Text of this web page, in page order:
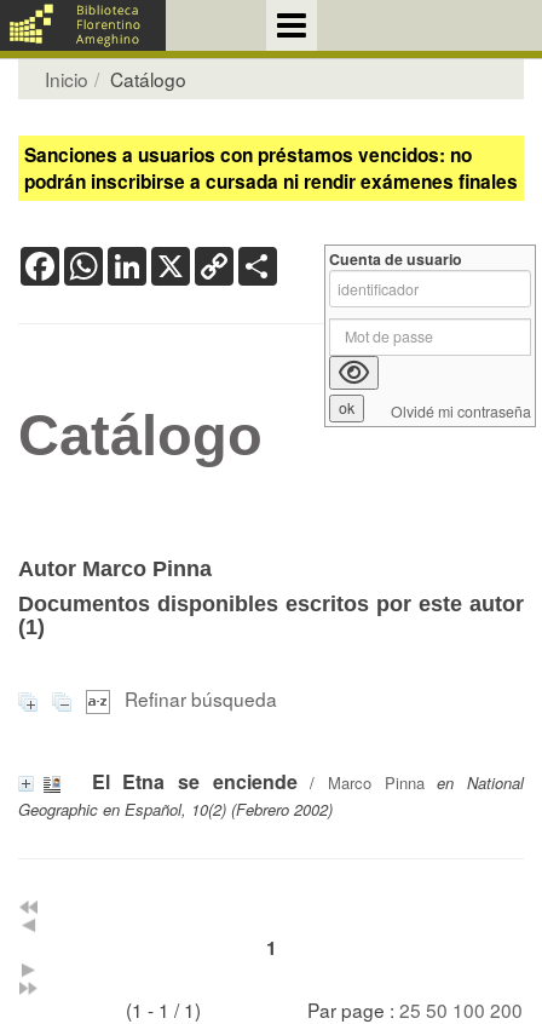
Inicio Catálogo
Sanciones a usuarios con préstamos vencidos: no
podrán inscribirse a cursada ni rendir exámenes finales
FacebookWhatsApp
LinkedIn
X Copy
Link
Catálogo
Autor Marco Pinna
Documentos disponibles escritos por este autor
(1)
Refinar búsqueda
El Etna se enciende/ Marco Pinna en National
Geographic en Español, 10(2) (Febrero 2002)
1
(1 - 1 / 1) Par page : 25 50 100 200
Cuenta de usuario
Olvidé mi contraseña